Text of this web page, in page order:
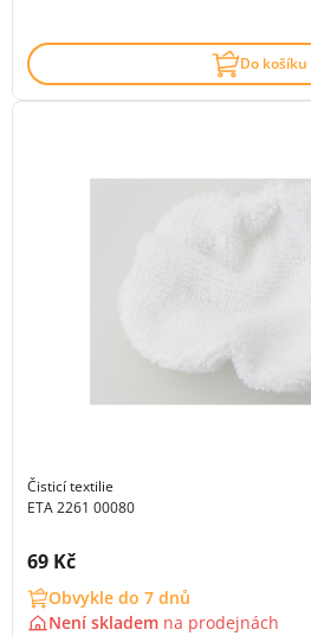
Do košíku
Čisticí textilie
ETA 2261 00080
Cena s DPH:
69 Kč
Obvykle do 7 dnů
Není skladem na prodejnách